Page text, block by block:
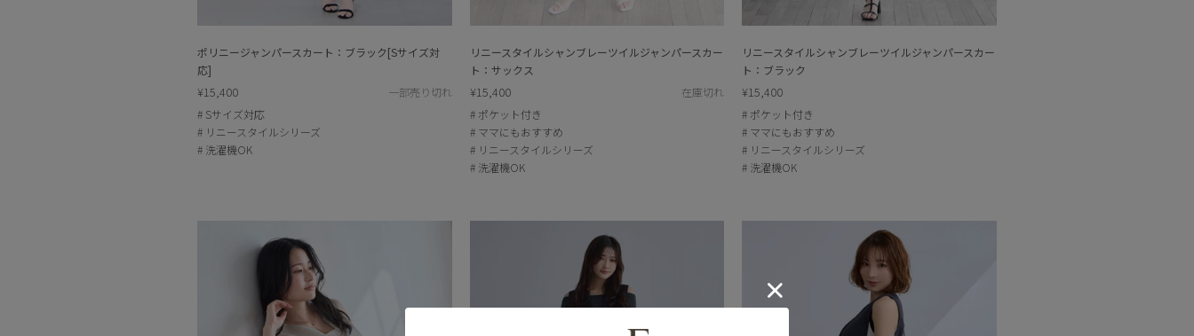
ポリニージャンパースカート：ブラック[Sサイズ対
応]
¥15,400
一部売り切れ
Sサイズ対応
リニースタイルシリーズ
洗濯機OK
リニースタイルシャンブレーツイルジャンパースカー
ト：サックス
¥15,400
在庫切れ
ポケット付き
ママにもおすすめ
リニースタイルシリーズ
洗濯機OK
リニースタイルシャンブレーツイルジャンパースカー
ト：ブラック
¥15,400
ポケット付き
ママにもおすすめ
リニースタイルシリーズ
洗濯機OK